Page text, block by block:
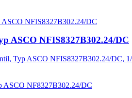
ASCO NFIS8327B302.24/DC
Typ ASCO NFIS8327B302.24/DC,